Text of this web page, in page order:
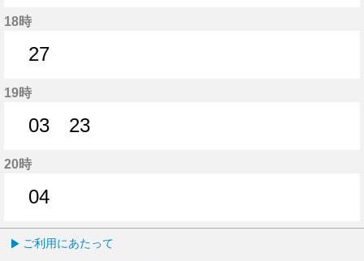
18時
27
19時
03
23
20時
04
ご利用にあたって